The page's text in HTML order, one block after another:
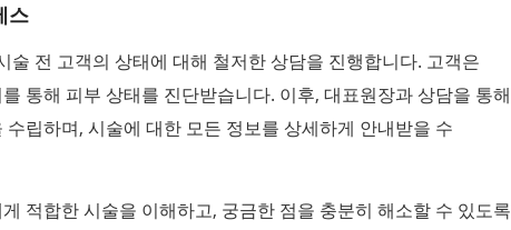
스
술 전 고객의 상태에 대해 철저한 상담을 진행합니다. 고객은
통해 피부 상태를 진단받습니다. 이후, 대표원장과 상담을 통해
립하며, 시술에 대한 모든 정보를 상세하게 안내받을 수
적합한 시술을 이해하고, 궁금한 점을 충분히 해소할 수 있도록